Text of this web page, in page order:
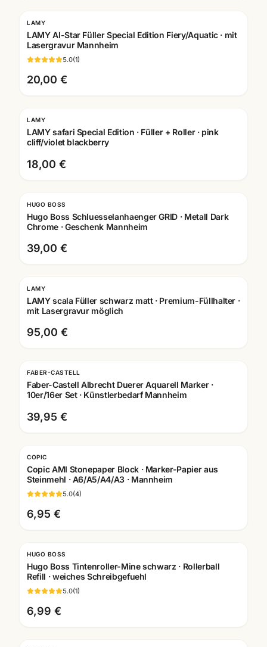
LAMY
LAMY Al-Star Füller Special Edition Fiery/Aquatic · mit
Lasergravur Mannheim
5.0(1)
20,00 €
Gravur
LAMY
LAMY safari Special Edition · Füller + Roller · pink
cliff/violet blackberry
18,00 €
HUGO BOSS
Hugo Boss Schluesselanhaenger GRID · Metall Dark
Chrome · Geschenk Mannheim
39,00 €
Gravur
LAMY
LAMY scala Füller schwarz matt · Premium-Füllhalter ·
mit Lasergravur möglich
95,00 €
FABER-CASTELL
Faber-Castell Albrecht Duerer Aquarell Marker ·
10er/16er Set · Künstlerbedarf Mannheim
39,95 €
COPIC
Copic AMI Stonepaper Block · Marker-Papier aus
Steinmehl · A6/A5/A4/A3 · Mannheim
5.0(4)
6,95 €
HUGO BOSS
Hugo Boss Tintenroller-Mine schwarz · Rollerball
Refill · weiches Schreibgefuehl
5.0(1)
6,99 €